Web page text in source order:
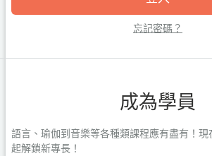
忘記密碼？
成為學員
語言、瑜伽到音樂等各種類課程應有盡有！
起解鎖新專長！